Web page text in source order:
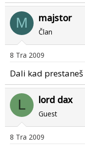
M majstor
Član
8 Tra 2009
Dali kad
L lord dax
Guest
8 Tra 2009